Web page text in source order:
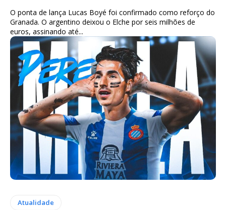
O ponta de lança Lucas Boyé foi confirmado como reforço do
Granada. O argentino deixou o Elche por seis milhões de
euros, assinando até...
Atualidade